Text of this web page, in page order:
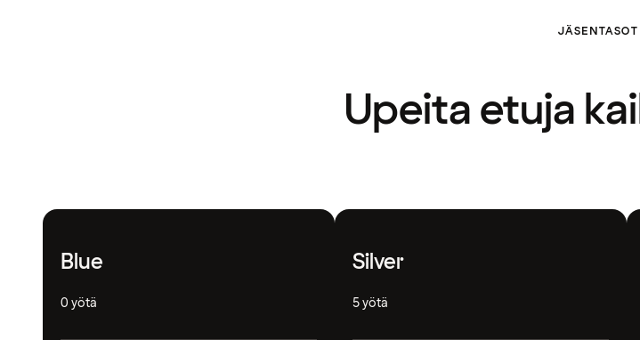
JÄSENTASOT
Upeita etuja
Blue
0 yötä
Silver
5 yötä